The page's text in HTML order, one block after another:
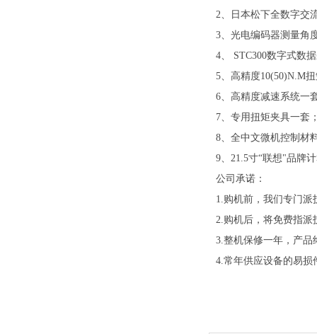
2、日本松下全数字交
3、光电编码器测量角
4、 STC300数字式数
5、高精度10(50)N.M
6、 高精度减速系统一
7、专用扭矩夹具一套
8、全中文微机控制材
9、 21.5寸“联想"品牌
公司承诺：
1.购机前，我们专门派
2.购机后，将免费指派
3.整机保修一年，产品
4.常年供应设备的易损